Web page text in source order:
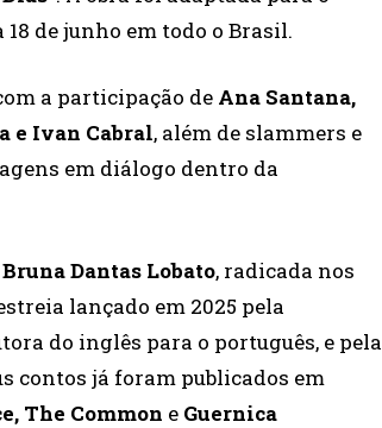
de junho em todo o Brasil.
a participação de Ana Santana,
e Ivan Cabral, além de slammers e
em diálogo dentro da
Bruna Dantas Lobato, radicada nos
lançado em 2025 pela
do inglês para o português, e pela
contos já foram publicados em
The Common e Guernica